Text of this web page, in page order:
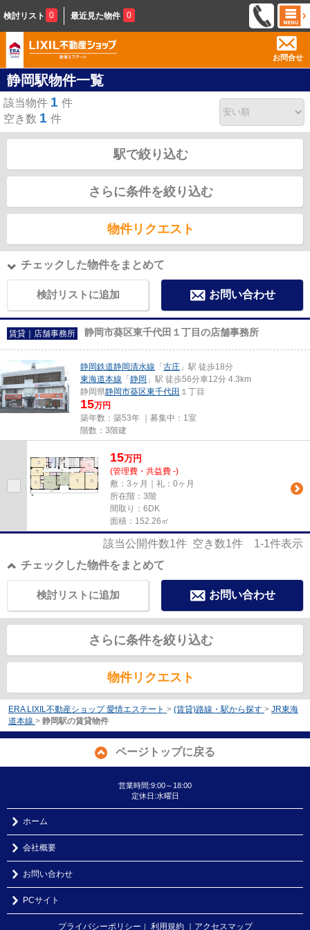
検討リスト 0 最近見た物件 0
お問合せ
静岡駅物件一覧
該当物件 1 件
空き数 1 件
駅で絞り込む
さらに条件を絞り込む
物件リクエスト
チェックした物件をまとめて
検討リストに追加 お問い合わせ
賃貸｜店舗事務所 静岡市葵区東千代田１丁目の店舗事務所
静岡鉄道静岡清水線 「 古庄 」駅 徒歩18分
東海道本線 「 静岡 」駅 徒歩56分車12分 4.3km
静岡県静岡市葵区東千代田 １丁目
15万円
築年数：築53年 ｜募集中： 1室
階数：3階建
15万円
(管理費・共益費 -)
敷：3ヶ月｜礼：0ヶ月
所在階：3階
間取り：6DK
面積：152.26㎡
該当公開件数1件 空き数1件 1-1件表示
チェックした物件をまとめて
お問い合わせ
検討リストに追加
さらに条件を絞り込む
物件リクエスト
ERA LIXIL不動産ショップ 愛情エステート > (賃貸)路線・駅から探す > JR東海
道本線 > 静岡駅の賃貸物件
ページトップに戻る
営業時間:9:00～18:00
定休日:水曜日
ホーム
会社概要
お問い合わせ
PCサイト
プライバシーポリシー ｜ 利用規約 ｜アクセスマップ